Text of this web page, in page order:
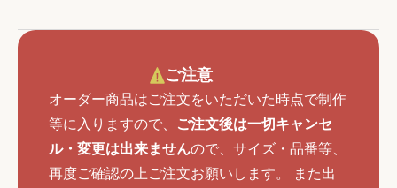
ご注意
オーダー商品はご注文をいただいた時点で制作
等に入りますので、
ご注文後は一切キャンセ
ル・変更は出来ませんので、サイズ・品番等、
再度ご確認の上ご注文お願いします。 また出